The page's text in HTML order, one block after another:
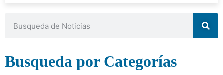
Busqueda por Categorías